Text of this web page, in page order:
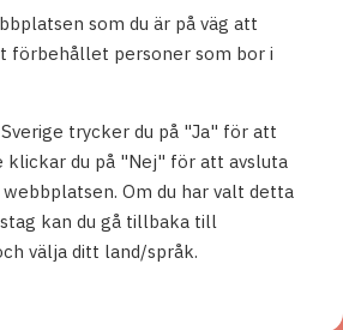
jag faktiskt blir
Det är
länge.
som du är på väg att
förbehållet personer som bor i
trycker du på "Ja" för att
klickar du på "Nej" för att avsluta
Om du har valt detta
kan du gå tillbaka till
välja ditt land/språk.